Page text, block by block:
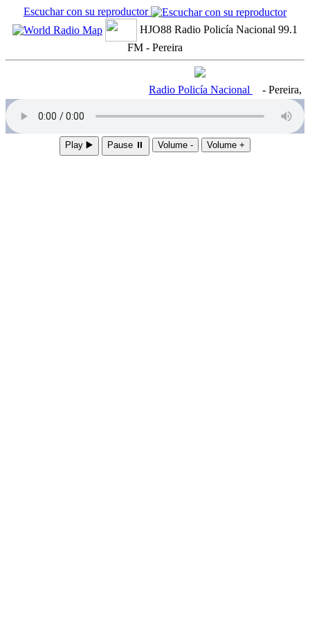
Escuchar con su reproductor
HJO88 Radio Policía Nacional 99.1
FM - Pereira
Radio Policía Nacional - Pereira,
Play ▶️ Pause ⏸ Volume - Volume +